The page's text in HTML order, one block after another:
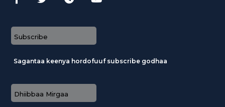
Subscribe
Sagantaa keenya hordofuuf subscribe godhaa
Dhiibbaa Mirgaa